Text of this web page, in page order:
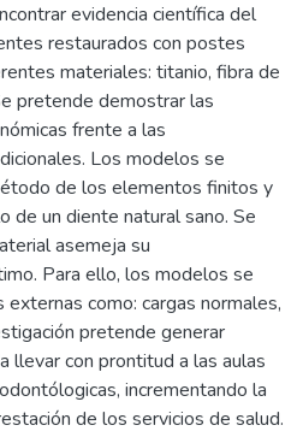
evidencia científica del
restaurados con postes
materiales: titanio, fibra de
pretende demostrar las
frente a las
Los modelos se
de los elementos finitos y
de un diente natural sano. Se
asemeja su
Para ello, los modelos se
externas como: cargas normales,
pretende generar
llevar con prontitud a las aulas
incrementando la
de los servicios de salud.